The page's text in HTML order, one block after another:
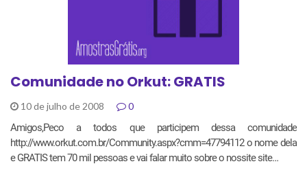
Comunidade no Orkut: GRATIS
10 de julho de 2008 0
Amigos,Peco a todos que participem dessa comunidade
http://www.orkut.com.br/Community.aspx?cmm=47794112 o nome dela
e GRATIS tem 70 mil pessoas e vai falar muito sobre o nossite site…